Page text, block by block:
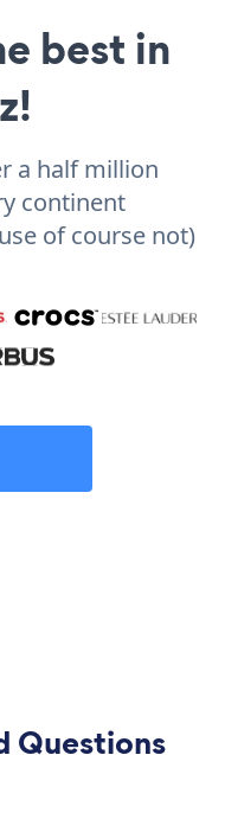
best in
a half million
continent
of course not)
Questions